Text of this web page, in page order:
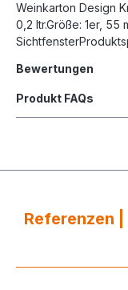
Weinkarton Design
0,2 ltr.Größe: 1er, 55
Bewertungen
Produkt FAQs
Referenzen